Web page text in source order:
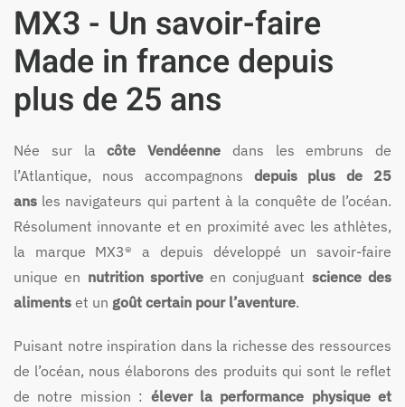
MX3 - Un savoir-faire
Made in france depuis
plus de 25 ans
Née sur lacôte Vendéenne dans les embruns de
l’Atlantique, nous accompagnons depuis plus de 25
ans les navigateurs qui partent à la conquête de l’océan.
Résolument innovante et en proximité avec les athlètes,
la marque MX3® a depuis développé un savoir-faire
unique en nutrition sportiveen conjuguant science des
aliments et un goût certain pour l’aventure.
Puisant notre inspiration dans la richesse des ressources
de l’océan, nous élaborons des produits qui sont le reflet
de notre mission : élever la performance physique et